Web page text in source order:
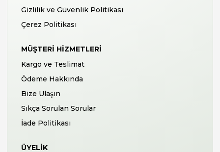
Gizlilik ve Güvenlik Politikası
Çerez Politikası
MÜŞTERI HIZMETLERI
Kargo ve Teslimat
Ödeme Hakkında
Bize Ulaşın
Sıkça Sorulan Sorular
İade Politikası
ÜYELIK